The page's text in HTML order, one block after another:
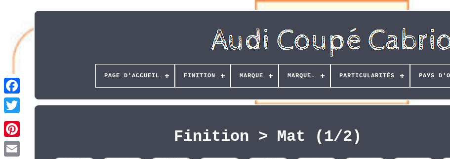
Pinterest
PAGE D'ACCUEIL FINITION MARQUE MARQUE. PARTICULARITÉS PAYS
Finition > Mat (1/2)